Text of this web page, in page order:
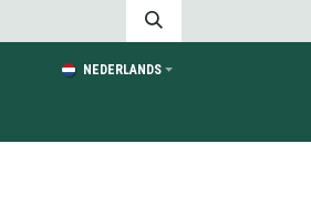
NEDERLANDS